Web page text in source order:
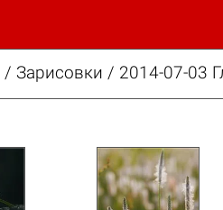
/ Зарисовки / 2014-07-03